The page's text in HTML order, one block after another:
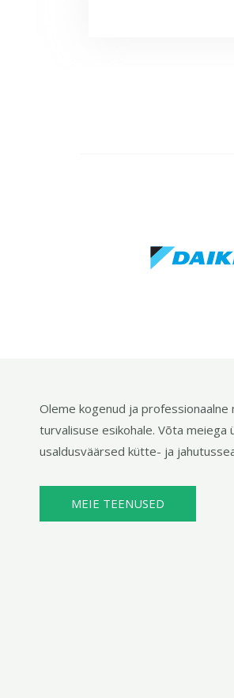
Oleme kogenud ja professionaalne
turvalisuse esikohale. Võta meiega
usaldusväärsed kütte- ja
MEIE TEENUSED